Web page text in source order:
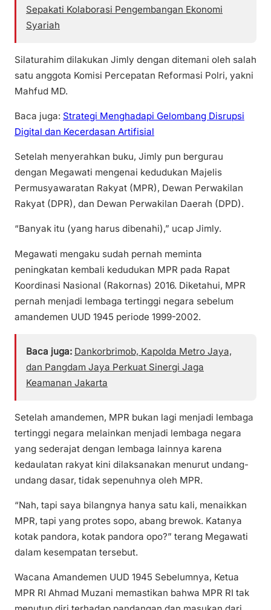
Sepakati Kolaborasi Pengembangan Ekonomi
Syariah
Silaturahim dilakukan Jimly dengan ditemani oleh salah
satu anggota Komisi Percepatan Reformasi Polri, yakni
Mahfud MD.
Baca juga: Strategi Menghadapi Gelombang Disrupsi
Digital dan Kecerdasan Artifisial
Setelah menyerahkan buku, Jimly pun bergurau
dengan Megawati mengenai kedudukan Majelis
Permusyawaratan Rakyat (MPR), Dewan Perwakilan
Rakyat (DPR), dan Dewan Perwakilan Daerah (DPD).
“Banyak itu (yang harus dibenahi),” ucap Jimly.
Megawati mengaku sudah pernah meminta
peningkatan kembali kedudukan MPR pada Rapat
Koordinasi Nasional (Rakornas) 2016. Diketahui, MPR
pernah menjadi lembaga tertinggi negara sebelum
amandemen UUD 1945 periode 1999-2002.
Baca juga: Dankorbrimob, Kapolda Metro Jaya,
dan Pangdam Jaya Perkuat Sinergi Jaga
Keamanan Jakarta
Setelah amandemen, MPR bukan lagi menjadi lembaga
tertinggi negara melainkan menjadi lembaga negara
yang sederajat dengan lembaga lainnya karena
kedaulatan rakyat kini dilaksanakan menurut undang-
undang dasar, tidak sepenuhnya oleh MPR.
“Nah, tapi saya bilangnya hanya satu kali, menaikkan
MPR, tapi yang protes sopo, abang brewok. Katanya
kotak pandora, kotak pandora opo?” terang Megawati
dalam kesempatan tersebut.
Wacana Amandemen UUD 1945 Sebelumnya, Ketua
MPR RI Ahmad Muzani memastikan bahwa MPR RI tak